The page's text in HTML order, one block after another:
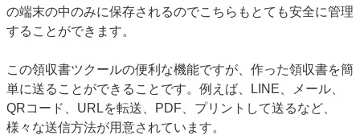
の端末の中のみに保存されるのでこちらもとても安全に管理
することができます。
この領収書ツクールの便利な機能ですが、作った領収書を簡
単に送ることができることです。例えば、LINE、メール、
QRコード、URLを転送、PDF、プリントして送るなど、
様々な送信方法が用意されています。